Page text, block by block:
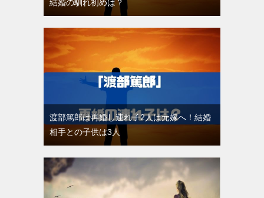
結婚の馴れ初めは？
渡部篤郎は再婚し連れ子2人は元嫁へ！結婚
相手との子供は3人